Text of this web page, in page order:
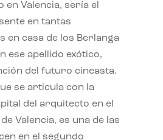
Valencia, sería el
en tantas
en casa de los Berlanga
ese apellido exótico,
del futuro cineasta.
se articula con la
del arquitecto en el
Valencia, es una de las
en el segundo